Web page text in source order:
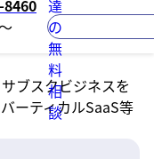
達
の
無
料
相
談
ブスクビジネスを
ーティカルSaaS等